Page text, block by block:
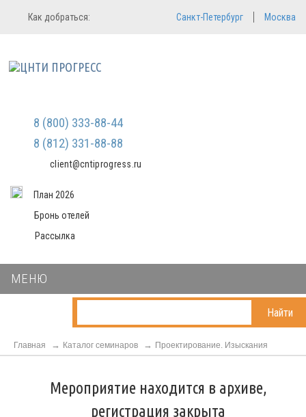
Регистрация
Мы не передаем ваши данные
третьим лицам и не рассылаем
Вход в систему
Как добраться: Санкт-Петербург Москва
8 (800) 333-88-44
8 (812) 331-88-88
client@cntiprogress.ru
План 2026
Бронь отелей
Рассылка
МЕНЮ
Найти
Главная Каталог семинаров Проектирование. Изыскания
Мероприятие находится в архиве,
регистрация закрыта